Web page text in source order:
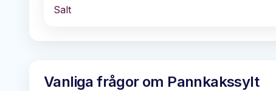
Salt
Vanliga frågor om Pannkakssylt